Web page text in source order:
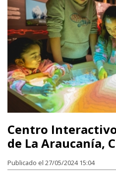
Centro
de La Araucanía,
Publicado el 27/05/2024 15:04